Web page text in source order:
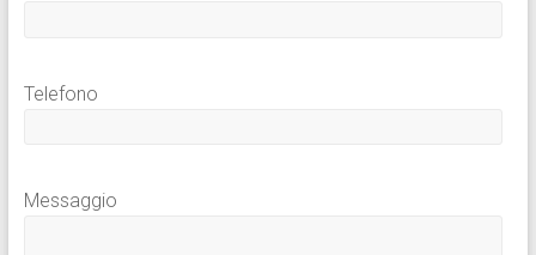
Telefono
Messaggio